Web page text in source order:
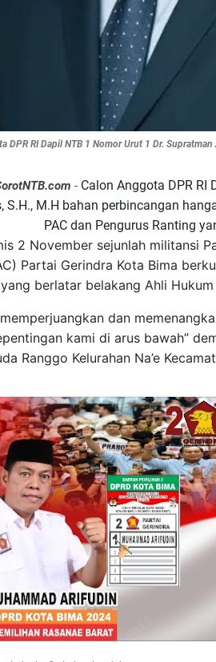
DPR RI Dapil NTB 1 Nomor Urut 1 Dr.
- Calon Anggota DPR RI
S.H., M.H bahan perbincangan
PAC dan Pengurus Ranting
2 November sejunlah militansi
Partai Gerindra Kota Bima
berlatar belakang Ahli
dan
kami di arus bawah”
Ranggo Kelurahan Na’e